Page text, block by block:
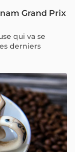
Grand Prix
qui va se
derniers